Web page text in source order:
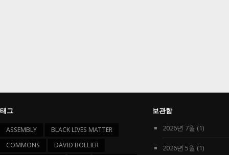
태그
ASSEMBLY
BLACK LIVES MATTER
COMMONS
DAVID BOLLIER
보관함
2026년 7월 (1)
2026년 5월 (1)